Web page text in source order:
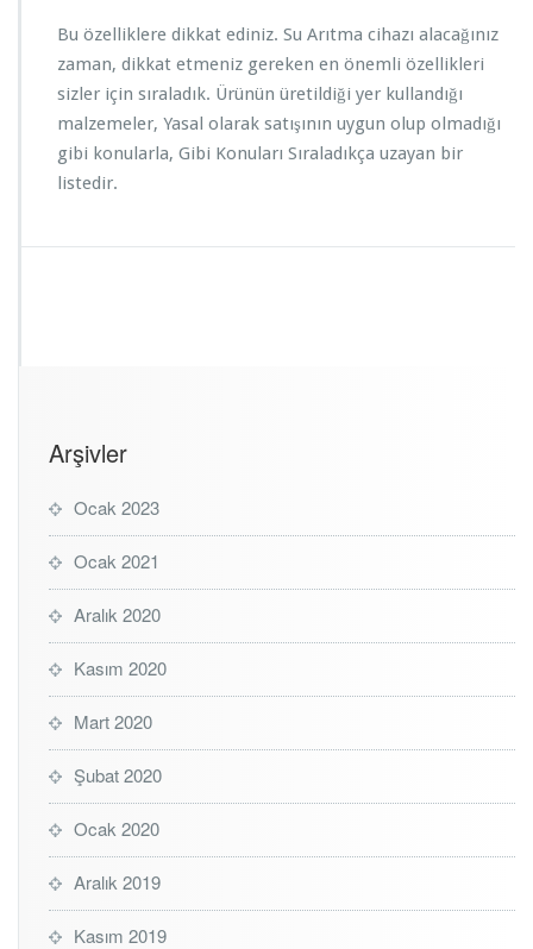
l
i
k
l
e
i
Bu özelliklere dikkat ediniz. Su Arıtma cihazı alacağınız
zaman, dikkat etmeniz gereken en önemli özellikleri
sizler için sıraladık. Ürünün üretildiği yer kullandığı
malzemeler, Yasal olarak satışının uygun olup olmadığı
gibi konularla, Gibi Konuları Sıraladıkça uzayan bir
listedir.
Arşivler
Ocak 2023
Ocak 2021
Aralık 2020
Kasım 2020
Mart 2020
Şubat 2020
Ocak 2020
Aralık 2019
Kasım 2019